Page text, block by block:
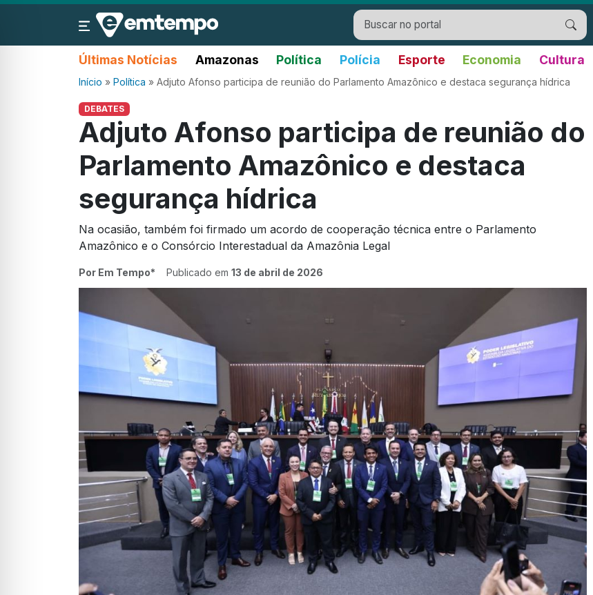
Últimas Notícias Amazonas Política Polícia Esporte Economia Cultura
Início » Política » Adjuto Afonso participa de reunião do Parlamento Amazônico e destaca segurança hídrica
DEBATES
Adjuto Afonso participa de reunião do
Parlamento Amazônico e destaca
segurança hídrica
Na ocasião, também foi firmado um acordo de cooperação técnica entre o Parlamento
Amazônico e o Consórcio Interestadual da Amazônia Legal
Por Em Tempo* Publicado em 13 de abril de 2026